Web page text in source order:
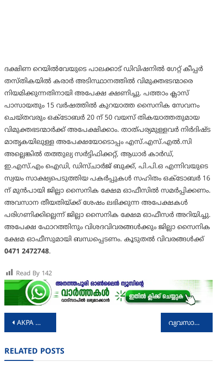
ദക്ഷിണ റെയിൽവേയുടെ പാലക്കാട് ഡിവിഷനിൽ ഗേറ്റ് കീപ്പർ
തസ്തികയിൽ കരാർ അടിസ്ഥാനത്തിൽ വിമുക്തഭടന്മാരെ
നിയമിക്കുന്നതിനായി അപേക്ഷ ക്ഷണിച്ചു. പത്താം ക്ലാസ്
പാസായതും 15 വർഷത്തിൽ കുറയാത്ത സൈനിക സേവനം
ചെയ്തവരും ഒക്ടോബർ 20 ന് 50 വയസ് തികയാത്തതുമായ
വിമുക്തഭടന്മാർക്ക് അപേക്ഷിക്കാം. താത്പര്യമുള്ളവർ നിർദിഷ്ട
മാതൃകയിലുള്ള അപേക്ഷയോടൊപ്പം എസ്.എസ്.എൽ.സി
അല്ലെങ്കിൽ തത്തുല്യ സർട്ടിഫിക്കറ്റ്, ആധാർ കാർഡ്,
ഇ.എസ്.എം ഐഡി, ഡിസ്ചാർജ് ബുക്ക്, പി.പി.ഒ എന്നിവയുടെ
സ്വയം സാക്ഷ്യപെടുത്തിയ പകർപ്പുകൾ സഹിതം ഒക്ടോബർ 16
ന് മുൻപായി ജില്ലാ സൈനിക ക്ഷേമ ഓഫീസിൽ സമർപ്പിക്കണം.
അവസാന തീയതിയ്ക്ക് ശേഷം ലഭിക്കുന്ന അപേക്ഷകൾ
പരിഗണിക്കില്ലെന്ന് ജില്ലാ സൈനിക ക്ഷേമ ഓഫീസർ അറിയിച്ചു.
അപേക്ഷ ഫോറത്തിനും വിശദവിവരങ്ങൾക്കും ജില്ലാ സൈനിക
ക്ഷേമ ഓഫീസുമായി ബന്ധപ്പെടണം. കൂടുതൽ വിവരങ്ങൾക്ക്
0471 2472748.
Read By 142
Post
AKPA തിരുവനന്തപുരം മേഖല ചലച്ചിത്ര കുലപതി ശ്രീ മധുവിനെ ആദരിച്ചു വ്യവസായ പ്രമുഖന്‍ ശ്രീ മുകേഷ് അംബാനി ബദരീനാഥ് സന്ദര്‍ശിച്ചു
RELATED POSTS